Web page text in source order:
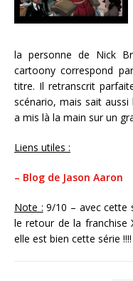
la personne de Nick
cartoony correspond
titre. Il retranscrit
scénario, mais sait aussi
a mis là la main sur un
Liens utiles :
– Blog de Jason Aaron
Note : 9/10 – avec cette
le retour de la franchise
elle est bien cette série !!!!